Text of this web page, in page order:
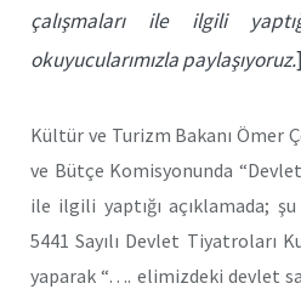
çalışmaları ile ilgili
okuyucularımızla paylaşıyoruz.]
Kültür ve Turizm Bakanı Ömer
ve Bütçe Komisyonunda
ile ilgili yaptığı açıklamada;
5441 Sayılı Devlet Tiyatroları
yaparak “…. elimizdeki devlet